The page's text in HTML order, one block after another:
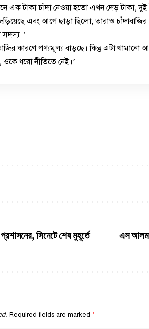
এক টাকা চাঁদা নেওয়া হতো এখন দেড় টাকা, দুই
এবং আগে ছাড়া ছিলো, তারাও
সদস্য।’
কারণে পণ্যমূল্য বাড়ছে। কিন্তু এটা থামানো
ধরো নীতিতে নেই।’
সিনেটে শেষ মুহূর্তে
এস আলম
Required fields are marked *